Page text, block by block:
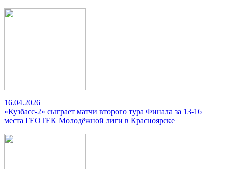
16.04.2026
«Кузбасс-2» сыграет матчи второго тура Финала за 13-16
места ГЕОТЕК Молодёжной лиги в Красноярске